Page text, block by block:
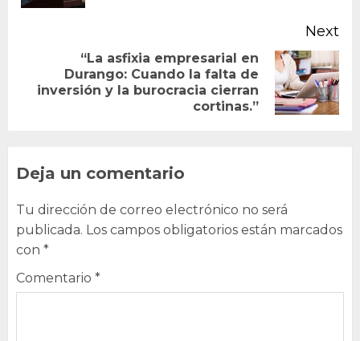
Next
post:
“La asfixia empresarial en
Durango: Cuando la falta de
inversión y la burocracia cierran
cortinas.”
Deja un comentario
Tu dirección de correo electrónico no será
publicada. Los campos obligatorios están marcados
con *
Comentario *